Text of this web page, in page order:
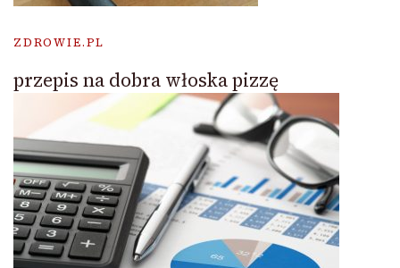
ZDROWIE.PL
przepis na dobra włoska pizzę